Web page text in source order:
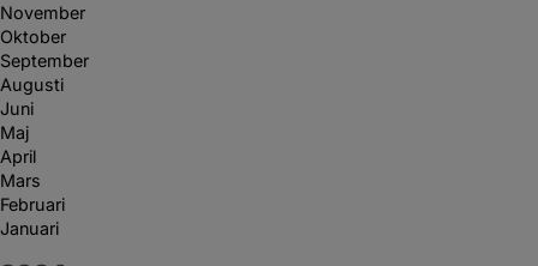
November
Oktober
September
Augusti
Juni
Maj
April
Mars
Februari
Januari